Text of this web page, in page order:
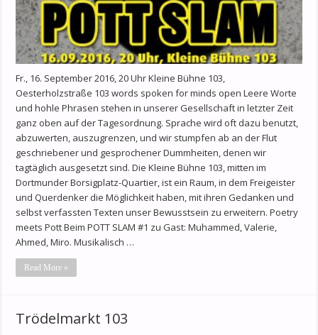
Fr., 16. September 2016, 20 Uhr Kleine Bühne 103,
Oesterholzstraße 103 words spoken for minds open Leere Worte
und hohle Phrasen stehen in unserer Gesellschaft in letzter Zeit
ganz oben auf der Tagesordnung. Sprache wird oft dazu benutzt,
abzuwerten, auszugrenzen, und wir stumpfen ab an der Flut
geschriebener und gesprochener Dummheiten, denen wir
tagtäglich ausgesetzt sind. Die Kleine Bühne 103, mitten im
Dortmunder Borsigplatz-Quartier, ist ein Raum, in dem Freigeister
und Querdenker die Möglichkeit haben, mit ihren Gedanken und
selbst verfassten Texten unser Bewusstsein zu erweitern. Poetry
meets Pott Beim POTT SLAM #1 zu Gast: Muhammed, Valerie,
Ahmed, Miro. Musikalisch …
Read More »
Trödelmarkt 103